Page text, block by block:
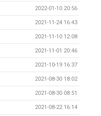
2022-01-10 20:56
2021-11-24 16:43
2021-11-10 12:08
2021-11-01 20:46
2021-10-19 16:37
2021-08-30 18:02
2021-08-30 08:51
2021-08-22 16:14